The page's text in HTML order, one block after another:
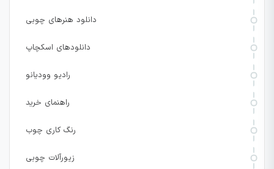
دانلود هنرهای چوبی
دانلودهای اسکچاپ
رادیو وودیانو
راهنمای خرید
رنگ کاری چوب
زیورآلات چوبی